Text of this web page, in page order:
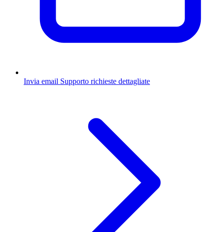
Invia email Supporto richieste dettagliate